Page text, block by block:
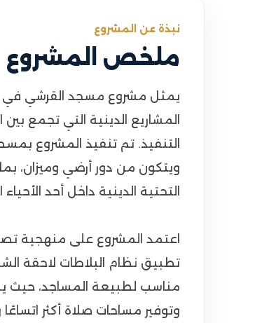
نبذة عن المشروع
ملخص المشروع
يمثل مشروع مسجد القرشي في
المشاريع الدينية التي تجمع بين
ويتكون من دور أرضي وميزان،
التحتية الدينية داخل أحد
مناسب لطبيعة المساجد، حيث
وتوفير مساحات صلاة أكثر